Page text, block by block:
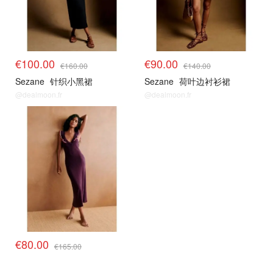
€100.00 €160.00
Sezane 针织小黑裙
@dealmoon.fr
€90.00 €140.00
Sezane 荷叶边衬衫裙
@dealmoon.fr
€80.00 €165.00